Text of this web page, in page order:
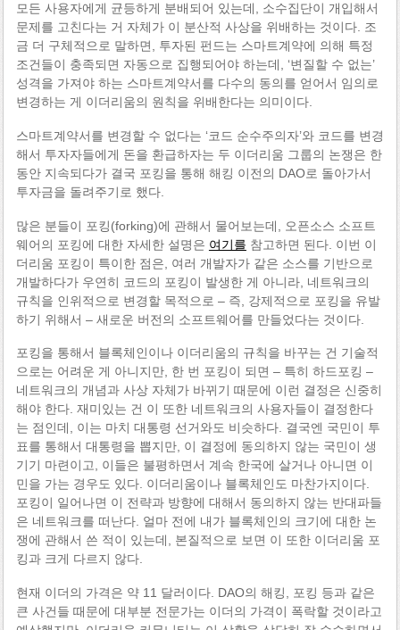
모든 사용자에게 균등하게 분배되어 있는데, 소수집단이 개입해서
문제를 고친다는 거 자체가 이 분산적 사상을 위배하는 것이다. 조
금 더 구체적으로 말하면, 투자된 펀드는 스마트계약에 의해 특정
조건들이 충족되면 자동으로 집행되어야 하는데, ‘변질할 수 없는’
성격을 가져야 하는 스마트계약서를 다수의 동의를 얻어서 임의로
변경하는 게 이더리움의 원칙을 위배한다는 의미이다.
스마트계약서를 변경할 수 없다는 ‘코드 순수주의자’와 코드를 변경
해서 투자자들에게 돈을 환급하자는 두 이더리움 그룹의 논쟁은 한
동안 지속되다가 결국 포킹을 통해 해킹 이전의 DAO로 돌아가서
투자금을 돌려주기로 했다.
많은 분들이 포킹(forking)에 관해서 물어보는데, 오픈소스 소프트
웨어의 포킹에 대한 자세한 설명은 여기를 참고하면 된다. 이번 이
더리움 포킹이 특이한 점은, 여러 개발자가 같은 소스를 기반으로
개발하다가 우연히 코드의 포킹이 발생한 게 아니라, 네트워크의
규칙을 인위적으로 변경할 목적으로 – 즉, 강제적으로 포킹을 유발
하기 위해서 – 새로운 버전의 소프트웨어를 만들었다는 것이다.
포킹을 통해서 블록체인이나 이더리움의 규칙을 바꾸는 건 기술적
으로는 어려운 게 아니지만, 한 번 포킹이 되면 – 특히 하드포킹 –
네트워크의 개념과 사상 자체가 바뀌기 때문에 이런 결정은 신중히
해야 한다. 재미있는 건 이 또한 네트워크의 사용자들이 결정한다
는 점인데, 이는 마치 대통령 선거와도 비슷하다. 결국엔 국민이 투
표를 통해서 대통령을 뽑지만, 이 결정에 동의하지 않는 국민이 생
기기 마련이고, 이들은 불평하면서 계속 한국에 살거나 아니면 이
민을 가는 경우도 있다. 이더리움이나 블록체인도 마찬가지이다.
포킹이 일어나면 이 전략과 방향에 대해서 동의하지 않는 반대파들
은 네트워크를 떠난다. 얼마 전에 내가 블록체인의 크기에 대한 논
쟁에 관해서 쓴 적이 있는데, 본질적으로 보면 이 또한 이더리움 포
킹과 크게 다르지 않다.
현재 이더의 가격은 약 11 달러이다. DAO의 해킹, 포킹 등과 같은
큰 사건들 때문에 대부분 전문가는 이더의 가격이 폭락할 것이라고